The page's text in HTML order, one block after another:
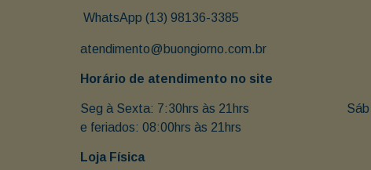
WhatsApp (13) 98136-3385
atendimento@buongiorno.com.br
Horário de atendimento no site
Seg à Sexta: 7:30hrs às 21hrs                               Sáb
e feriados: 08:00hrs às 21hrs
Loja Física